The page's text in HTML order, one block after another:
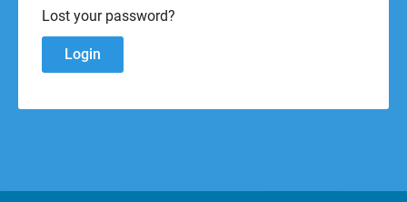
Lost your password?